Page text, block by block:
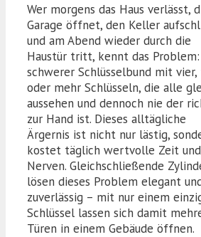
Wer morgens das Haus verlässt,
Garage öffnet, den Keller
und am Abend wieder durch die
Haustür tritt, kennt das Problem:
schwerer Schlüsselbund mit
oder mehr Schlüsseln, die alle
aussehen und dennoch nie der
zur Hand ist. Dieses alltägliche
Ärgernis ist nicht nur lästig,
kostet täglich wertvolle Zeit und
Nerven. Gleichschließende
lösen dieses Problem elegant
zuverlässig – mit nur einem
Schlüssel lassen sich damit
Türen in einem Gebäude öffnen.